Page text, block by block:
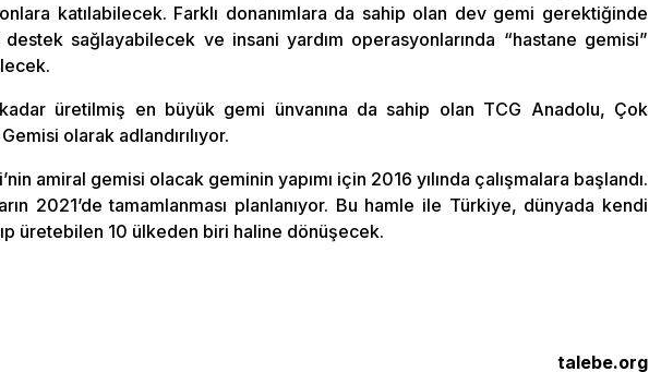
katılabilecek. Farklı donanımlara da sahip olan dev gemi gerektiğinde
sağlayabilecek ve insani yardım operasyonlarında “hastane gemisi”
üretilmiş en büyük gemi ünvanına da sahip olan TCG Anadolu, Çok
olarak adlandırılıyor.
amiral gemisi olacak geminin yapımı için 2016 yılında çalışmalara başlandı.
2021’de tamamlanması planlanıyor. Bu hamle ile Türkiye, dünyada kendi
üretebilen 10 ülkeden biri haline dönüşecek.
talebe.org